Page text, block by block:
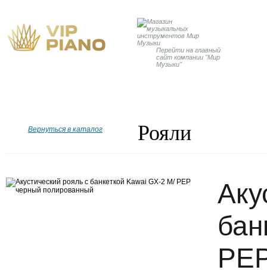
Перейти на главный
сайт компании "Мир
Музыки"
Вернуться в каталог Рояли